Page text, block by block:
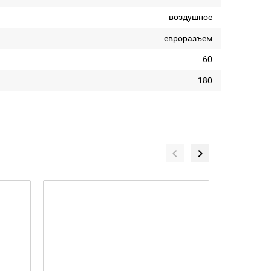
воздушное
евроразъем
60
180